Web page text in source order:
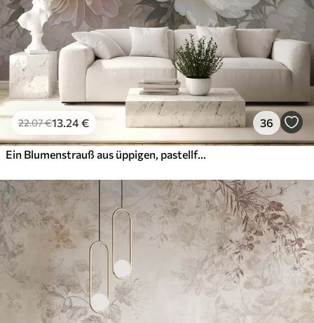
22.07€13 .24€ 36
Ein Blumenstrauß aus üppigen, pastellfarbenen Pfingstrosen und anderen Blumen vor einem weichen, unscharfen Hintergrund